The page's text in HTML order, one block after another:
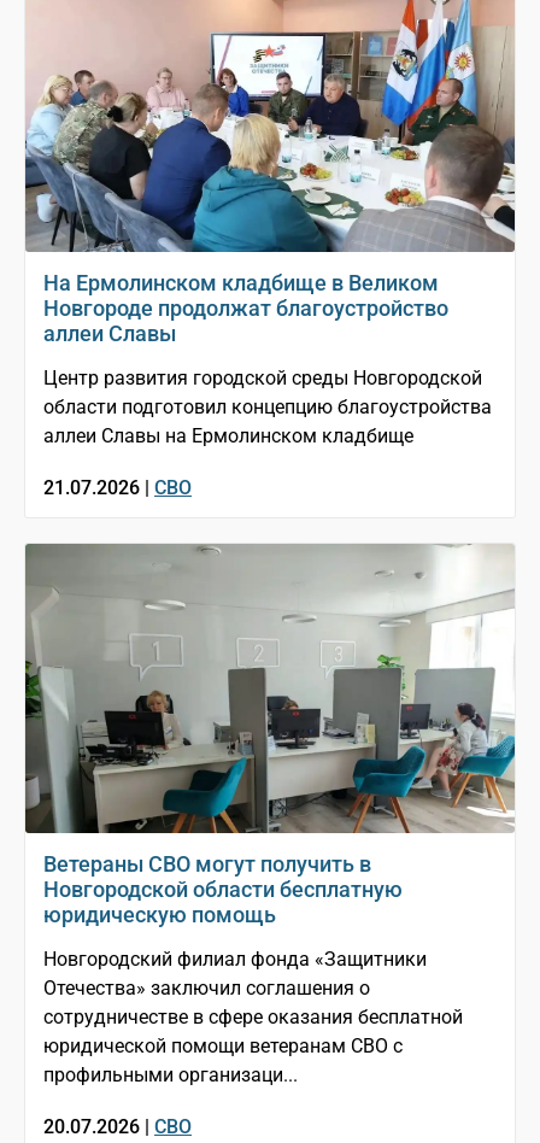
На Ермолинском кладбище в Великом
Новгороде продолжат благоустройство
аллеи Славы
Центр развития городской среды Новгородской
области подготовил концепцию благоустройства
аллеи Славы на Ермолинском кладбище
21.07.2026 | СВО
Ветераны СВО могут получить в
Новгородской области бесплатную
юридическую помощь
Новгородский филиал фонда «Защитники
Отечества» заключил соглашения о
сотрудничестве в сфере оказания бесплатной
юридической помощи ветеранам СВО с
профильными организаци...
20.07.2026 | СВО